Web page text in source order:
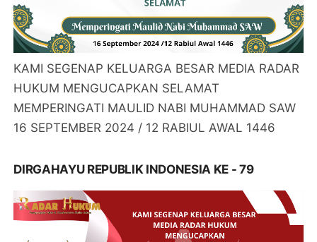
KAMI SEGENAP KELUARGA BESAR MEDIA RADAR
HUKUM MENGUCAPKAN SELAMAT
MEMPERINGATI MAULID NABI MUHAMMAD SAW
16 SEPTEMBER 2024 / 12 RABIUL AWAL 1446
DIRGAHAYU REPUBLIK INDONESIA KE - 79